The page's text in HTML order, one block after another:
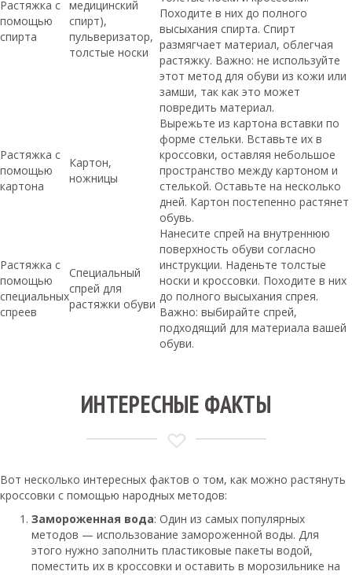
Растяжка с
помощью
спирта
медицинский
спирт),
пульверизатор,
толстые носки
Походите в них до полного
высыхания спирта. Спирт
размягчает материал, облегчая
растяжку. Важно: не используйте
этот метод для обуви из кожи или
замши, так как это может
повредить материал.
Растяжка с
помощью
картона
Картон,
ножницы
Вырежьте из картона вставки по
форме стельки. Вставьте их в
кроссовки, оставляя небольшое
пространство между картоном и
стелькой. Оставьте на несколько
дней. Картон постепенно растянет
обувь.
Растяжка с
помощью
специальных
спреев
Специальный
спрей для
растяжки обуви
Нанесите спрей на внутреннюю
поверхность обуви согласно
инструкции. Наденьте толстые
носки и кроссовки. Походите в них
до полного высыхания спрея.
Важно: выбирайте спрей,
подходящий для материала вашей
обуви.
ИНТЕРЕСНЫЕ ФАКТЫ
Вот несколько интересных фактов о том, как можно растянуть
кроссовки с помощью народных методов:
Замороженная вода: Один из самых популярных
методов — использование замороженной воды. Для
этого нужно заполнить пластиковые пакеты водой,
поместить их в кроссовки и оставить в морозильнике на